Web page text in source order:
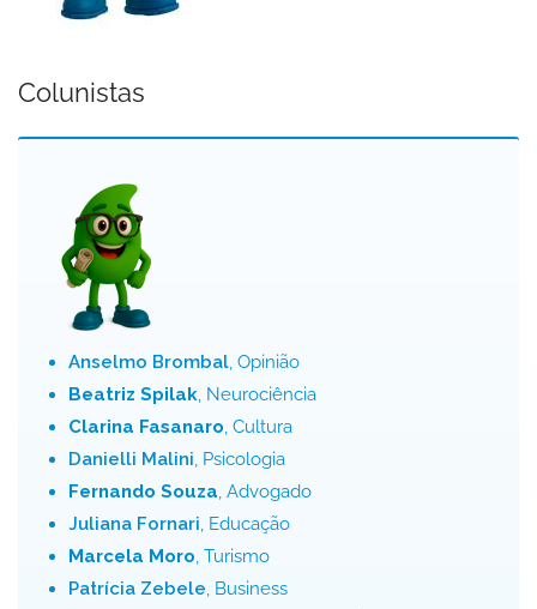
Colunistas
Anselmo Brombal, Opinião
Beatriz Spilak, Neurociência
Clarina Fasanaro, Cultura
Danielli Malini, Psicologia
Fernando Souza, Advogado
Juliana Fornari, Educação
Marcela Moro, Turismo
Patrícia Zebele, Business